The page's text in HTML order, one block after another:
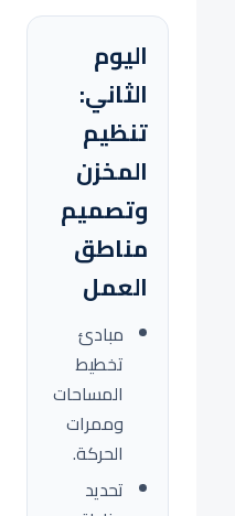
اليوم
الثاني:
تنظيم
المخزن
وتصميم
مناطق
العمل
مبادئ
تخطيط
المساحات
وممرات
الحركة.
تحديد